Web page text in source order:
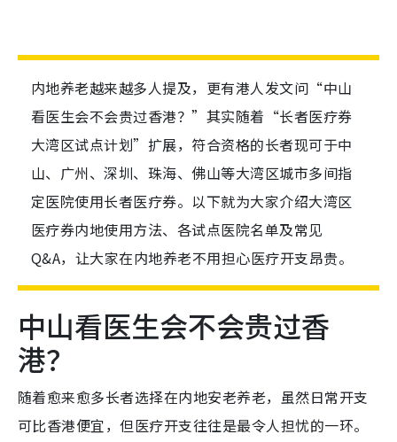
内地养老越来越多人提及，更有港人发文问“中山
看医生会不会贵过香港？”其实随着“长者医疗券
大湾区试点计划”扩展，符合资格的长者现可于中
山、广州、深圳、珠海、佛山等大湾区城市多间指
定医院使用长者医疗券。以下就为大家介绍大湾区
医疗券内地使用方法、各试点医院名单及常见
Q&A，让大家在内地养老不用担心医疗开支昂贵。
中山看医生会不会贵过香
港？
随着愈来愈多长者选择在内地安老养老，虽然日常开支
可比香港便宜，但医疗开支往往是最令人担忧的一环。